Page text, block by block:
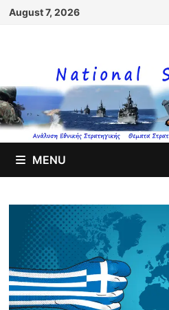
Skip
August 7, 2026
MENU